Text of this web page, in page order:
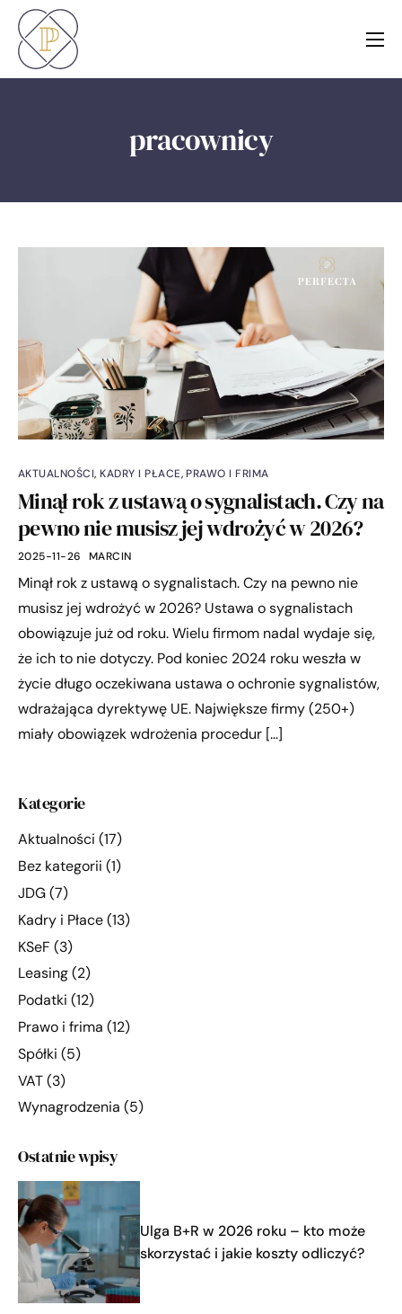
O nas
pracownicy
AKTUALNOŚCI,KADRY I PŁACE,PRAWO I FRIMA
Minął rok z ustawą o sygnalistach. Czy na
pewno nie musisz jej wdrożyć w 2026?
2025-11-26 MARCIN
Minął rok z ustawą o sygnalistach. Czy na pewno nie
musisz jej wdrożyć w 2026? Ustawa o sygnalistach
obowiązuje już od roku. Wielu firmom nadal wydaje się,
że ich to nie dotyczy. Pod koniec 2024 roku weszła w
życie długo oczekiwana ustawa o ochronie sygnalistów,
wdrażająca dyrektywę UE. Największe firmy (250+)
miały obowiązek wdrożenia procedur […]
Kategorie
Aktualności (17)
Bez kategorii (1)
JDG(7)
Kadry i Płace(13)
KSeF (3)
Leasing(2)
Podatki (12)
Prawo i frima (12)
Spółki (5)
VAT(3)
Wynagrodzenia (5)
Ostatnie wpisy
Ulga B+R w 2026 roku – kto może
skorzystać i jakie koszty odliczyć?